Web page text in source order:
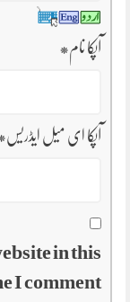
آپکا نام*
آپکا ای میل ایڈریس
in this
I comment.